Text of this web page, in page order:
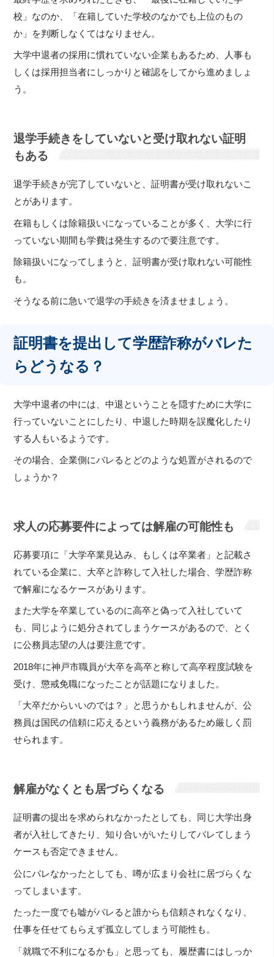
校」なのか、「在籍していた学校のなかでも上位のもの
か」を判断しなくてはなりません。
大学中退者の採用に慣れていない企業もあるため、人事も
しくは採用担当者にしっかりと確認をしてから進めましょ
う。
退学手続きをしていないと受け取れない証明
もある
退学手続きが完了していないと、証明書が受け取れないこ
とがあります。
在籍もしくは除籍扱いになっていることが多く、大学に行
っていない期間も学費は発生するので要注意です。
除籍扱いになってしまうと、証明書が受け取れない可能性
も。
そうなる前に急いで退学の手続きを済ませましょう。
証明書を提出して学歴詐称がバレた
らどうなる？
大学中退者の中には、中退ということを隠すために大学に
行っていないことにしたり、中退した時期を誤魔化したり
する人もいるようです。
その場合、企業側にバレるとどのような処置がされるので
しょうか？
求人の応募要件によっては解雇の可能性も
応募要項に「大学卒業見込み、もしくは卒業者」と記載さ
れている企業に、大卒と詐称して入社した場合、学歴詐称
で解雇になるケースがあります。
また大学を卒業しているのに高卒と偽って入社していて
も、同じように処分されてしまうケースがあるので、とく
に公務員志望の人は要注意です。
2018年に神戸市職員が大卒を高卒と称して高卒程度試験を
受け、懲戒免職になったことが話題になりました。
「大卒だからいいのでは？」と思うかもしれませんが、公
務員は国民の信頼に応えるという義務があるため厳しく罰
せられます。
解雇がなくとも居づらくなる
証明書の提出を求められなかったとしても、同じ大学出身
者が入社してきたり、知り合いがいたりしてバレてしまう
ケースも否定できません。
公にバレなかったとしても、噂が広まり会社に居づらくな
ってしまいます。
たった一度でも嘘がバレると誰からも信頼されなくなり、
仕事を任せてもらえず孤立してしまう可能性も。
「就職で不利になるかも」と思っても、履歴書にはしっか